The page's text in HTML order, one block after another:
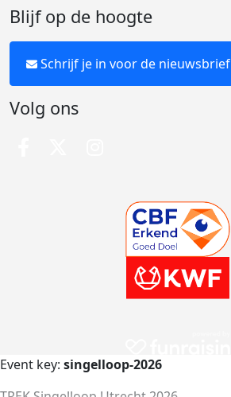
Blijf op de hoogte
Schrijf je in voor de nieuwsbrief
Volg ons
Event key: singelloop-2026